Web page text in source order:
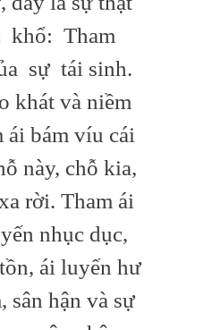
khổ: Tham
sự tái sinh.
khát và niềm
ái bám víu cái
này, chỗ kia,
rời. Tham ái
nhục dục,
ái luyến hư
sân hận và sự